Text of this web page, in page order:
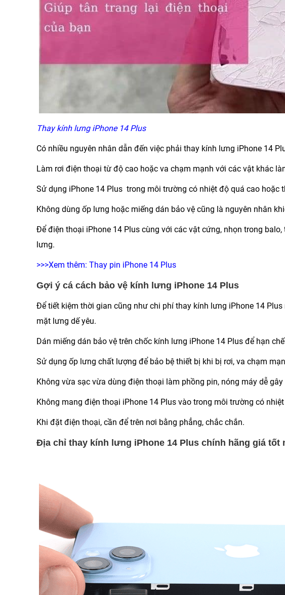
Thay kính lưng iPhone 14 Plus
Có nhiều nguyên nhân dẫn đến việc phải thay kính lưng iPhone 14
Làm rơi điện thoại từ độ cao hoặc va chạm mạnh với các vật khác
Sử dụng iPhone 14 Plus trong môi trường có nhiệt độ quá cao hoặc
Không dùng ốp lưng hoặc miếng dán bảo vệ cũng là nguyên nhân
Để điện thoại iPhone 14 Plus cùng với các vật cứng, nhọn trong
lưng.
>>>Xem thêm: Thay pin iPhone 14 Plus
Gợi ý cá cách bảo vệ kính lưng iPhone 14 Plus
Để tiết kiệm thời gian cũng như chi phí thay kính lưng iPhone 14
mặt lưng dế yêu.
Dán miếng dán bảo vệ trên chốc kính lưng iPhone 14 Plus để hạn
Sử dụng ốp lưng chất lượng để bảo bệ thiết bị khi bị rơi, va chạm
Không vừa sạc vừa dùng điện thoại làm phồng pin, nóng máy dễ
Không mang điện thoại iPhone 14 Plus vào trong môi trường có
Khi đặt điện thoại, cần để trên nơi bằng phẳng, chắc chắn.
Địa chỉ thay kính lưng iPhone 14 Plus chính hãng giá tốt